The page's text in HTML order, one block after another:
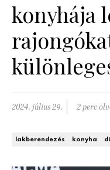
SZOBÁK
Konyha
Fürdőszoba
Nappali
Kert és terasz
ÖTLETEK
SZÉP TEREK
Szállodák és vendégházak
konyhája
2024. július 29. 2 perc
lakberendezés konyha